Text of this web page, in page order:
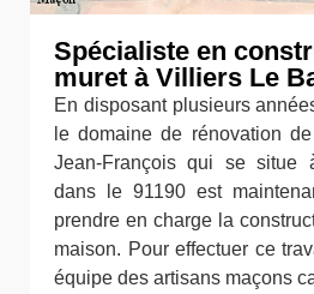
Spécialiste en
muret à Villiers Le
En disposant plusieurs
le domaine de rénovation
Jean-François qui se situe
dans le 91190 est
prendre en charge la
maison. Pour effectuer ce
équipe des artisans maçons